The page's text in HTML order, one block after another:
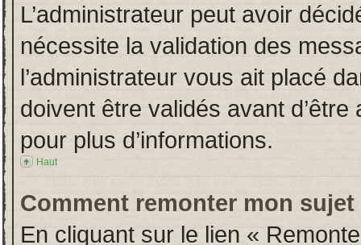
L’administrateur peut avoir
nécessite la validation des
l’administrateur vous ait placé
doivent être validés avant
pour plus d’informations.
Haut
Comment remonter mon sujet
En cliquant sur le lien «